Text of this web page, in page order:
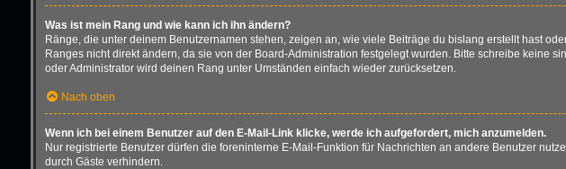
Was ist mein Rang und wie kann ich ihn ändern?
Ränge, die unter deinem Benutzernamen stehen, zeigen an, wie viele Beiträge du bislang erstellt hast
Ranges nicht direkt ändern, da sie von der Board-Administration festgelegt wurden. Bitte schreibe
oder Administrator wird deinen Rang unter Umständen einfach wieder zurücksetzen.
Nach oben
Wenn ich bei einem Benutzer auf den E-Mail-Link klicke, werde ich aufgefordert, mich anzumelden.
Nur registrierte Benutzer dürfen die foreninterne E-Mail-Funktion für Nachrichten an andere Benutzer
durch Gäste verhindern.